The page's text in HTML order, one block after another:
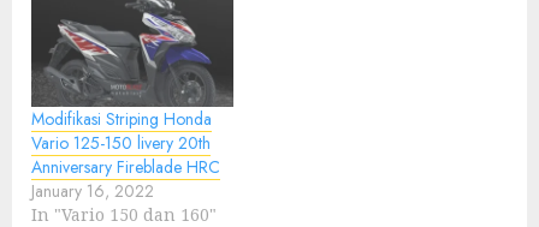
Modifikasi Striping Honda
Vario 125-150 livery 20th
Anniversary Fireblade HRC
January 16, 2022
In "Vario 150 dan 160"